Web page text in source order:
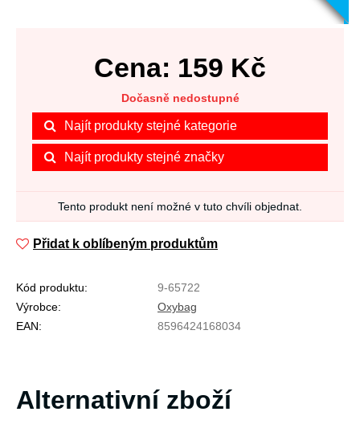
Cena: 159 Kč
Dočasně nedostupné
Najít produkty stejné kategorie
Najít produkty stejné značky
Tento produkt není možné v tuto chvíli objednat.
Přidat k oblíbeným produktům
Kód produktu:
9-65722
Výrobce:
Oxybag
EAN:
8596424168034
Alternativní zboží